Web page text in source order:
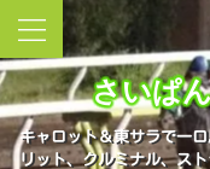
さいぱ
キャロット＆東サラで一
リット、クルミナル、ス